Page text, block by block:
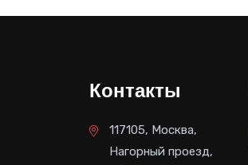
Контакты
117105, Москва,
Нагорный проезд,